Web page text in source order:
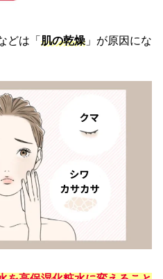
どは「 肌の乾燥 」が原因にな